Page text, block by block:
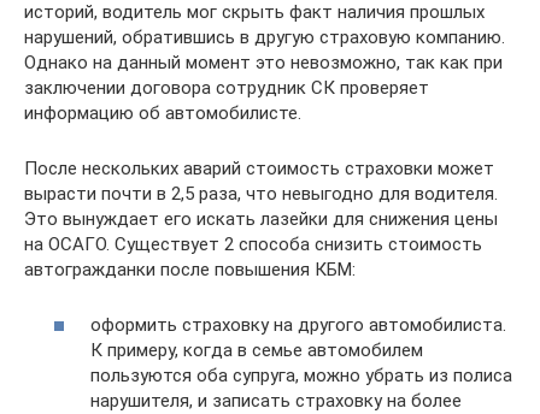
историй, водитель мог скрыть факт наличия прошлых
нарушений, обратившись в другую страховую компанию.
Однако на данный момент это невозможно, так как при
заключении договора сотрудник СК проверяет
информацию об автомобилисте.
После нескольких аварий стоимость страховки может
вырасти почти в 2,5 раза, что невыгодно для водителя.
Это вынуждает его искать лазейки для снижения цены
на ОСАГО. Существует 2 способа снизить стоимость
автогражданки после повышения КБМ:
оформить страховку на другого автомобилиста.
К примеру, когда в семье автомобилем
пользуются оба супруга, можно убрать из полиса
нарушителя, и записать страховку на более